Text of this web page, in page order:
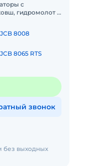
с
гидромолот и
8008
8065 RTS
звонок
без выходных